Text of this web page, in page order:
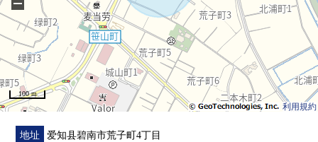
利用規約
100 m
−
地址 爱知县碧南市荒子町4丁目